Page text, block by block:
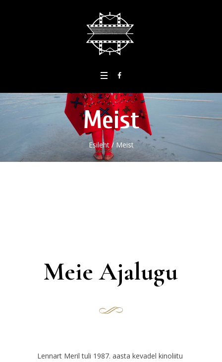
Meist
Esileht / Meist
Meie Ajalugu
Lennart Meril tuli 1987. aasta kevadel kinoliitu